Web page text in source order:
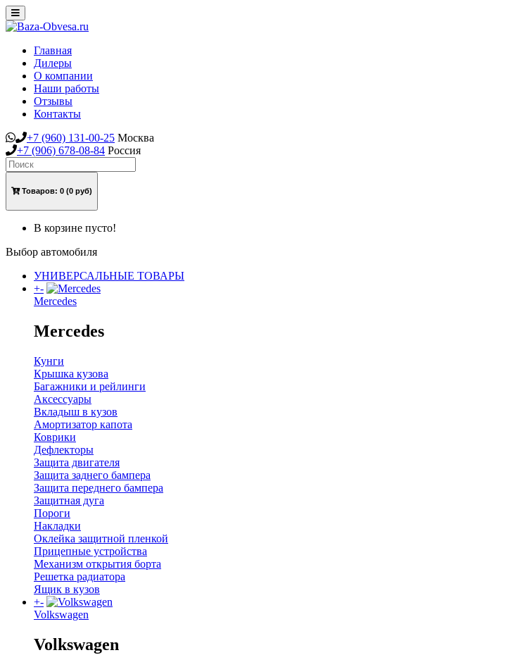
Toggle
navigation
Главная
Дилеры
О компании
Наши работы
Отзывы
Контакты
+7 (960) 131-00-25 Москва
+7 (906) 678-08-84 Россия
Товаров: 0 (0 руб)
В корзине пусто!
Выбор автомобиля
УНИВЕРСАЛЬНЫЕ ТОВАРЫ
+-
Mercedes
Mercedes
Кунги
Крышка кузова
Багажники и рейлинги
Аксессуары
Вкладыш в кузов
Амортизатор капота
Коврики
Дефлекторы
Защита двигателя
Защита заднего бампера
Защита переднего бампера
Защитная дуга
Пороги
Накладки
Оклейка защитной пленкой
Прицепные устройства
Механизм открытия борта
Решетка радиатора
Ящик в кузов
+-
Volkswagen
Volkswagen